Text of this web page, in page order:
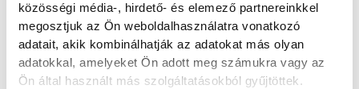
közösségi média-, hirdető- és elemező partnereinkkel
megosztjuk az Ön weboldalhasználatra vonatkozó
adatait, akik kombinálhatják az adatokat más olyan
adatokkal, amelyeket Ön adott meg számukra vagy az
Ön által használt más szolgáltatásokból gyűjtöttek.